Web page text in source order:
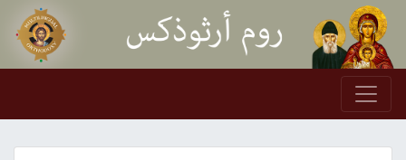
Skip to content
Main Navigation